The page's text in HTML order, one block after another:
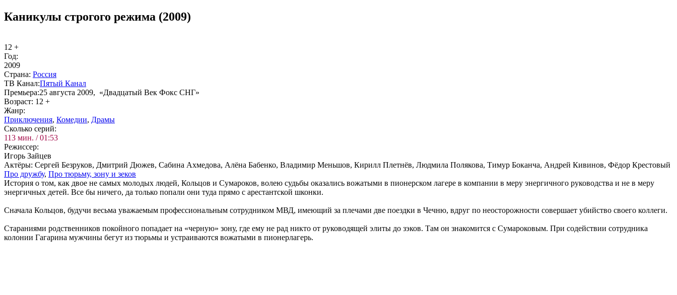
Каникулы строгого режима (2009)
12 +
Год:
2009
Стра­на: Рос­сия
ТВ Ка­нал:Пя­тый Ка­нал
Пре­мье­ра:25 августа 2009, «Двадцатый Век Фокс СНГ»
Воз­раст: 12 +
Жанр:
При­клю­че­ния, Ко­ме­дии, Дра­мы
Сколь­ко се­рий:
113 мин. / 01:53
Ре­жис­сер:
Игорь Зайцев
Ак­тё­ры: Сергей Безруков, Дмитрий Дюжев, Сабина Ахмедова, Алёна Бабенко, Владимир Меньшов, Кирилл Плетнёв, Людмила Полякова, Тимур Боканча, Андрей Кивинов, Фёдор Крестовый
Про друж­бу, Про тюрь­му, зо­ну и зе­ков
История о том, как двое не самых молодых людей, Кольцов и Сумароков, волею судьбы оказались вожатыми в пионерском лагере в компании в меру энергичного руководства и не в меру
энергичных детей. Все бы ничего, да только попали они туда прямо с арестантской шконки.
Сначала Кольцов, будучи весьма уважаемым профессиональным сотрудником МВД, имеющий за плечами две поездки в Чечню, вдруг по неосторожности совершает убийство своего коллеги.
Стараниями родственников покойного попадает на «черную» зону, где ему не рад никто от руководящей элиты до зэков. Там он знакомится с Сумароковым. При содействии сотрудника
колонии Гагарина мужчины бегут из тюрьмы и устраиваются вожатыми в пионерлагерь.